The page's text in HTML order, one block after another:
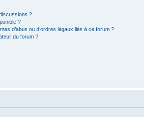
?
?
d’abus ou d’ordres légaux liés à ce forum ?
du forum ?